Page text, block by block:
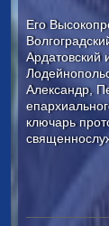
Его
Ардатовский
Александр,
ключарь